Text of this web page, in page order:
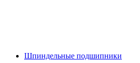
Шпиндельные подшипники